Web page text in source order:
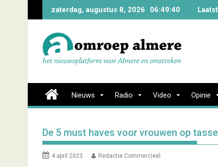
zaterdag, augustus 8, 2026 06:49:41
Nieuws Radio Video Opinie
De 5 must haves voor vrouwen op
4 april 2023 Redactie Commercieel